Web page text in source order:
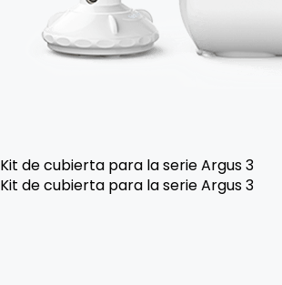
Kit de cubierta para la serie Argus 3
Kit de cubierta para la serie Argus 3